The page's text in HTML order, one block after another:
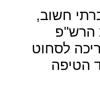
חשוב,
הרש"פ
לסחוט
הטיפה